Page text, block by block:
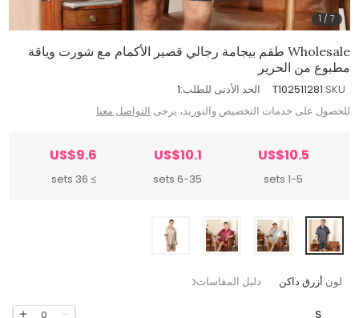
1 /7
Wholesale طقم بيجامة رجالي قصير الأكمام مع شورت وياقة
مطبوع من الحرير
SKU:
T102511281 الحد الأدنى للطلب:1
للحصول على خدمات التخصيص والتوريد، يرجى التواصل معنا
US$10.5
1-5 sets
US$10.1
6-35 sets
US$9.6
≥ 36 sets
لون:أزرق داكن دليل المقاسات
S
0